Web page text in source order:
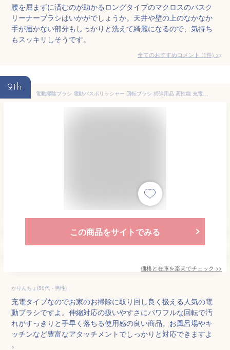
腰を屈まずに済むのが助かるロングタイプのマクロスのバスク
リーナーブラシはいかがでしょうか。天井や壁の上のなかなか
手が届かない部分もしっかりと洗えて綺麗になるので、気持ち
もスッキリしそうです。
全てのおすすめコメント (1件) >
9th
電動掃除ブラシ 電動バスポリッシャー 回転ブラシ 掃除用品 高性能 充電式 コードレス 小型 防水仕様 キッチン掃除用 パワフル回転で汚れを簡単に落とせる 軽量 コスパ 強力 電動ブラシ 日本語取扱説明書
この商品をサイトでみる
価格と在庫を楽天でチェック >>
かりんちょ(50代・男性)
充電タイプなのでお家のお掃除に取り回し良く扱える人気の電
動ブラシですよ。伸縮対応の扱いやすさにパワフルな回転で汚
れがすっきりと手早く落ちる使用感の良い商品。お風呂場やキ
ッチンなど豊富なアタッチメントでしっかりと対応できますよ
。